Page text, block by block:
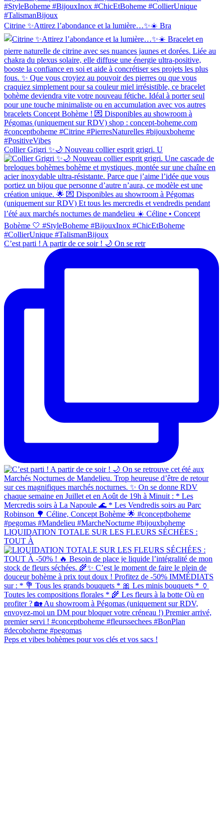
Citrine ✨Attirez l’abondance et la lumière…✨☀️ Bra
Collier Grigri ✨🌙 Nouveau collier esprit grigri. U
C’est parti ! A partir de ce soir ! 🌙 On se retr
LIQUIDATION TOTALE SUR LES FLEURS SÉCHÉES :
TOUT À
Peps et vibes bohèmes pour vos clés et vos sacs !